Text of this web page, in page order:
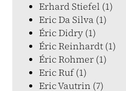
Erhard Stiefel (1)
Eric Da Silva (1)
Éric Didry (1)
Éric Reinhardt (1)
Éric Rohmer (1)
Eric Ruf (1)
Eric Vautrin (7)